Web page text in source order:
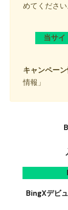
めてください
当サイ
キャンペー
情報 」
BingXデビ